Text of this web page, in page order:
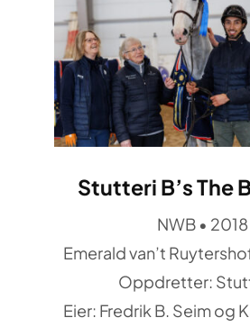
Stutteri B’s The
NWB • 2018
Emerald van’t
Oppdretter:
Eier: Fredrik B. Seim og